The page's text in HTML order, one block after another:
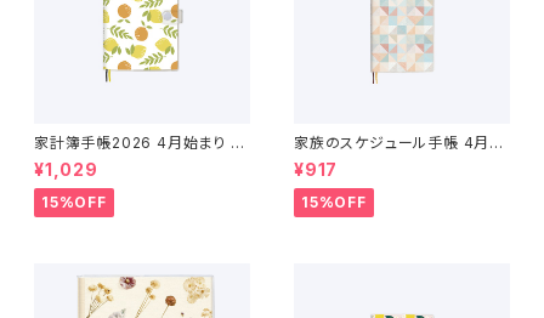
家計簿手帳2026 4月始まり （2
026年3月〜2027年4月）
¥1,029
15%OFF
家族のスケジュール手帳 4月始
まり（2026年3月〜2027年4
月）
¥917
15%OFF